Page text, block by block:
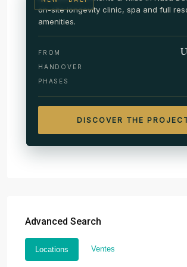
on-site longevity clinic, spa and full
amenities.
FROM
HANDOVER
PHASES
DISCOVER THE
Advanced Search
Locations Ventes